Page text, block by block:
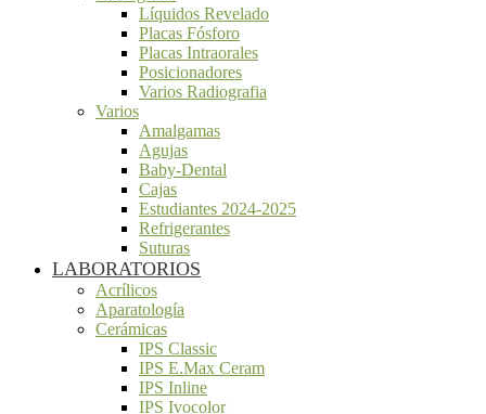
Líquidos Revelado
Placas Fósforo
Placas Intraorales
Posicionadores
Varios Radiografia
Varios
Amalgamas
Agujas
Baby-Dental
Cajas
Estudiantes 2024-2025
Refrigerantes
Suturas
LABORATORIOS
Acrílicos
Aparatología
Cerámicas
IPS Classic
IPS E.Max Ceram
IPS Inline
IPS Ivocolor